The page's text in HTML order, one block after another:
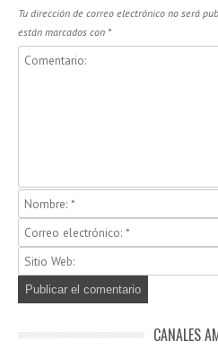
Tu dirección de correo electrónico no será
están marcados con *
CANALES